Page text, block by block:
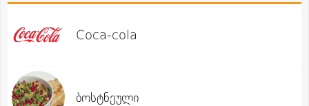
Coca-cola
ბოსტნეული